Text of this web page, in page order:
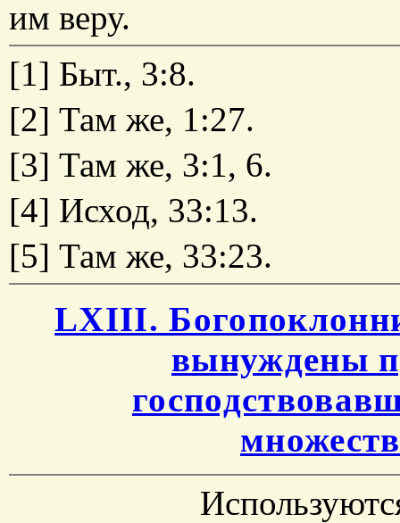
им веру.
[1] Быт., 3:8.
[2] Там же, 1:27.
[3] Там же, 3:1, 6.
[4] Исход, 33:13.
[5] Там же, 33:23.
LXIIІ.
вынуждены